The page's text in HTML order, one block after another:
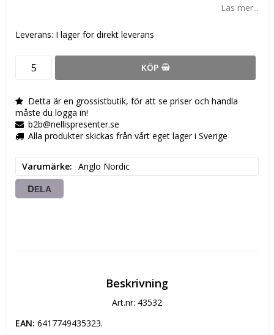
Läs mer...
Leverans: I lager för direkt leverans
KÖP
Detta är en grossistbutik, för att se priser och handla
måste du logga in!
b2b@nellispresenter.se
Alla produkter skickas från vårt eget lager i Sverige
Varumärke Anglo Nordic
DELA
Beskrivning
Art.nr: 43532
EAN: 6417749435323.